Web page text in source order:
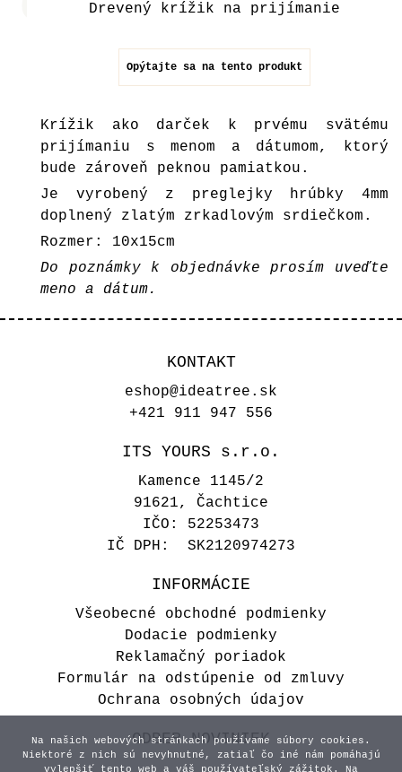
Drevený krížik na prijímanie
Opýtajte sa na tento produkt
Krížik ako darček k prvému svätému
prijímaniu s menom a dátumom, ktorý
bude zároveň peknou pamiatkou.
Je vyrobený z preglejky hrúbky 4mm
doplnený zlatým zrkadlovým srdiečkom.
Rozmer: 10x15cm
Do poznámky k objednávke prosím uveďte
meno a dátum.
KONTAKT
eshop@ideatree.sk
+421 911 947 556
ITS YOURS s.r.o.
Kamence 1145/2
91621, Čachtice
IČO: 52253473
IČ DPH: SK2120974273
INFORMÁCIE
Všeobecné obchodné podmienky
Dodacie podmienky
Reklamačný poriadok
Formulár na odstúpenie od zmluvy
Ochrana osobných údajov
ODBER NOVINIEK
Na našich webových stránkach používame súbory cookies.
Niektoré z nich sú nevyhnutné, zatiaľ čo iné nám pomáhajú
vylepšiť tento web a váš používateľský zážitok. Na